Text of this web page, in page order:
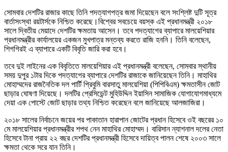
সোমবার দেশটির রাজার কাছে তিনি পদত্যাগপত্র জমা দিয়েছেন বলে সংশ্লিষ্ট দুটি সূত্র
বার্তাসংস্থা রয়টার্সকে নিশ্চিত করেছে।বিশ্বের সবচেয়ে বয়স্ক এই প্রধানমন্ত্রী ২০১৮
সালে দ্বিতীয় মেয়াদে দেশটির ক্ষমতায় আসেন। তবে পদত্যাগের ব্যাপারে মালয়েশিয়ার
প্রধানমন্ত্রীর কার্যালয়ের একজন মুখপাত্র মন্তব্য করতে রাজি হননি। তিনি বলেছেন,
শিগগিরই এ ব্যাপারে একটি বিবৃতি জারি করা হবে।
তবে দুই লাইনের এক বিবৃতিতে মালয়েশিয়ার এই প্রধানমন্ত্রী বলেছেন, সোমবার স্থানীয়
সময় দুপুর ১টার দিকে পদত্যাগের ব্যাপারে দেশটির রাজাকে জানিয়েছেন তিনি। মাহাথির
মোহাম্মদের রাজনৈতিক দল পার্টি প্রিবুমি বারসাতু মালয়েশিয়া (পিপিবিএম) ক্ষমতাসীন জোট
ছাড়ার ঘোষণা দিয়েছে। দলটির প্রেসিডেন্ট মুহিউদ্দিন ইয়াসিন সামাজিক যোগাযোগমাধ্যমে
দেয়া এক পোস্টে জোট ছাড়ার তথ্য নিশ্চিত করেছেন বলে জানিয়েছে আলজাজিরা।
২০১৮ সালের নির্বাচনে জয়ের পর পাকাতান হারাপান জোটের প্রধান হিসেবে ওই বছরের ১০
মে মালয়েশিয়ার প্রধানমন্ত্রীর শপথ নেন মাহাথির মোহাম্মদ। বারিসান ন্যাশনাল দলের নেতা
হিসেবে টানা প্রায় ২২ বছর দেশটির প্রধানমন্ত্রী হিসেবে দায়িত্ব পালন শেষে ২০০৩ সালে
ক্ষমতা থেকে সরে যান তিনি।